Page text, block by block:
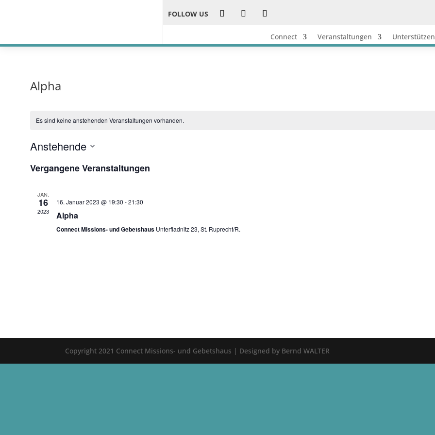
FOLLOW US
Connect Veranstaltungen Unterstützen
Alpha
Es sind keine anstehenden Veranstaltungen vorhanden.
Anstehende
wählen.
Vergangene Veranstaltungen
JAN.
16
2023
16. Januar 2023 @ 19:30 -21:30
Alpha
Connect Missions- und Gebetshaus Unterfladnitz 23, St. Ruprecht/R.
Copyright 2021 Connect Missions- und Gebetshaus | Designed by Bernd WALTER